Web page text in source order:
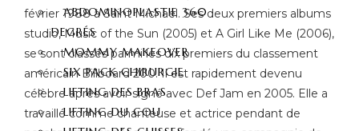
ABDOMINOPLASTIE 360
DEGRÉS
MOMMY MAKEOVER
SIX PACK CHIRURGIE
LIFTING DES BRAS
LIFTING DU COU
février 1988 à Saint Michael. Ses deux premiers albums
studio, Music of the Sun (2005) et A Girl Like Me (2006),
se sont classés parmi les dix premiers du classement
américain Billboard 200. Il est rapidement devenu
célèbre après avoir signé avec Def Jam en 2005. Elle a
travaillé comme chanteuse et actrice pendant de